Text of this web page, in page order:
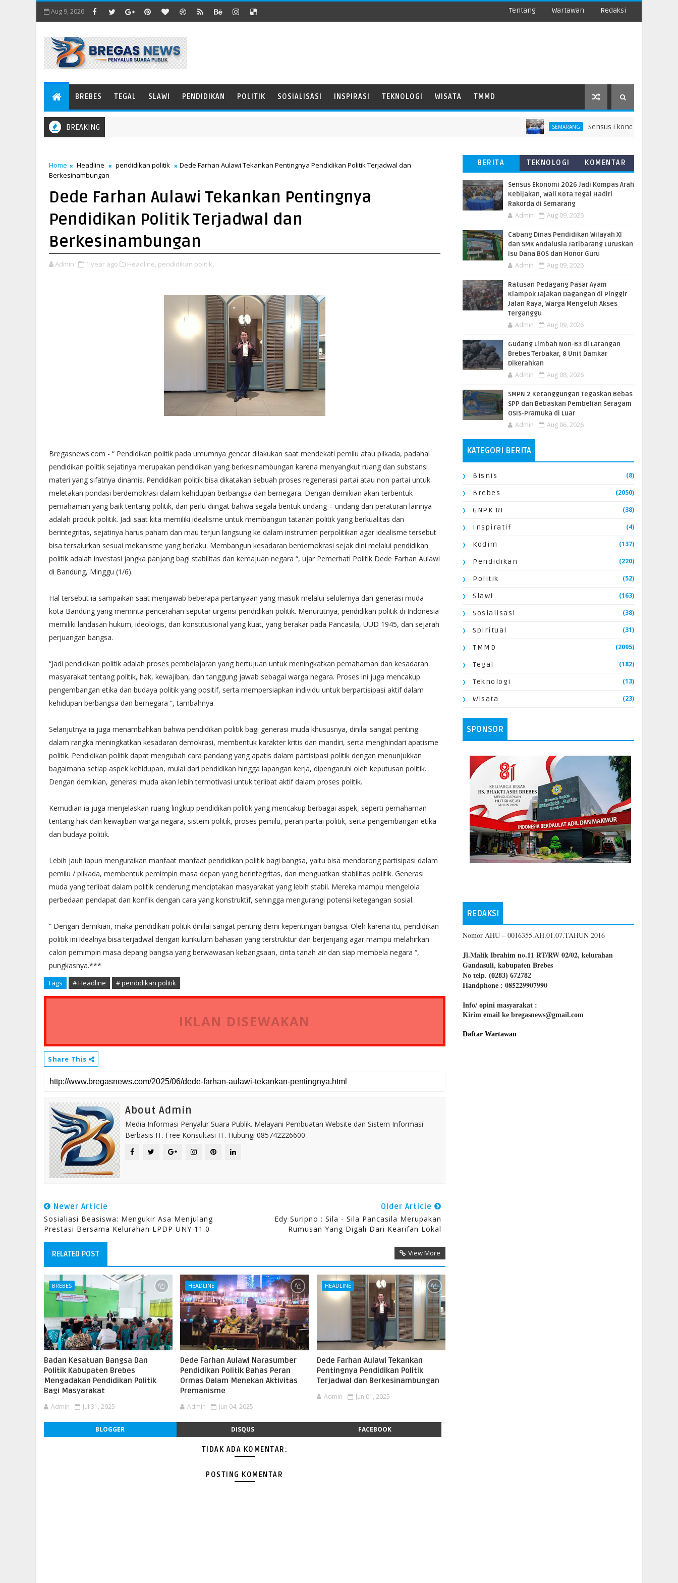
Aug 9, 2026 Tentang Wartawan Redaksi
BREBES TEGAL SLAWI PENDIDIKAN POLITIK SOSIALISASI INSPIRASI TEKNOLOGI WISATA TMMD
BREAKING SEMARANG Sensus Ekonomi 2026 Jadi
Home Headline pendidikan politik
Dede Farhan Aulawi Tekankan Pentingnya Pendidikan Politik Terjadwal dan
Berkesinambungan
Dede Farhan Aulawi Tekankan Pentingnya
Pendidikan Politik Terjadwal dan
Berkesinambungan
Admin 1 year ago Headline, pendidikan politik,
Bregasnews.com - “ Pendidikan politik pada umumnya gencar dilakukan saat mendekati pemilu atau pilkada, padahal
pendidikan politik sejatinya merupakan pendidikan yang berkesinambungan karena menyangkut ruang dan substansi
materi yang sifatnya dinamis. Pendidikan politik bisa dikatakan sebuah proses regenerasi partai atau non partai untuk
meletakan pondasi berdemokrasi dalam kehidupan berbangsa dan bernegara. Dengan demikian akan terbentuk
pemahaman yang baik tentang politik, dan perlu diingat bahwa segala bentuk undang – undang dan peraturan lainnya
adalah produk politik. Jadi saat kita memiliki idealisme untuk membangun tatanan politik yang berkualitas dan
berintegritas, sejatinya harus paham dan mau terjun langsung ke dalam instrumen perpolitikan agar idealisme tersebut
bisa tersalurkan sesuai mekanisme yang berlaku. Membangun kesadaran berdemokrasi sejak dini melalui pendidikan
politik adalah investasi jangka panjang bagi stabilitas dan kemajuan negara “, ujar Pemerhati Politik Dede Farhan Aulawi
di Bandung, Minggu (1/6).
Hal tersebut ia sampaikan saat menjawab beberapa pertanyaan yang masuk melalui selulernya dari generasi muda
kota Bandung yang meminta pencerahan seputar urgensi pendidikan politik. Menurutnya, pendidikan politik di Indonesia
memiliki landasan hukum, ideologis, dan konstitusional yang kuat, yang berakar pada Pancasila, UUD 1945, dan sejarah
perjuangan bangsa.
“Jadi pendidikan politik adalah proses pembelajaran yang bertujuan untuk meningkatkan pemahaman dan kesadaran
masyarakat tentang politik, hak, kewajiban, dan tanggung jawab sebagai warga negara. Proses ini juga mencakup
pengembangan etika dan budaya politik yang positif, serta mempersiapkan individu untuk berpartisipasi aktif dalam
kehidupan berbangsa dan bernegara “, tambahnya.
Selanjutnya ia juga menambahkan bahwa pendidikan politik bagi generasi muda khususnya, dinilai sangat penting
dalam rangka meningkatkan kesadaran demokrasi, membentuk karakter kritis dan mandiri, serta menghindari apatisme
politik. Pendidikan politik dapat mengubah cara pandang yang apatis dalam partisipasi politik dengan menunjukkan
bagaimana setiap aspek kehidupan, mulai dari pendidikan hingga lapangan kerja, dipengaruhi oleh keputusan politik.
Dengan demikian, generasi muda akan lebih termotivasi untuk terlibat aktif dalam proses politik.
Kemudian ia juga menjelaskan ruang lingkup pendidikan politik yang mencakup berbagai aspek, seperti pemahaman
tentang hak dan kewajiban warga negara, sistem politik, proses pemilu, peran partai politik, serta pengembangan etika
dan budaya politik.
Lebih jauh iapun menguraikan manfaat manfaat pendidikan politik bagi bangsa, yaitu bisa mendorong partisipasi dalam
pemilu / pilkada, membentuk pemimpin masa depan yang berintegritas, dan menguatkan stabilitas politik. Generasi
muda yang terlibat dalam politik cenderung menciptakan masyarakat yang lebih stabil. Mereka mampu mengelola
perbedaan pendapat dan konflik dengan cara yang konstruktif, sehingga mengurangi potensi ketegangan sosial.
“ Dengan demikian, maka pendidikan politik dinilai sangat penting demi kepentingan bangsa. Oleh karena itu, pendidikan
politik ini idealnya bisa terjadwal dengan kurikulum bahasan yang terstruktur dan berjenjang agar mampu melahirkan
calon pemimpin masa depang bangsa yang berwawasan kebangsaan, cinta tanah air dan siap membela negara “,
pungkasnya.***
Tags # Headline # pendidikan politik
IKLAN DISEWAKAN
Share This
About Admin
Media Informasi Penyalur Suara Publik. Melayani Pembuatan Website dan Sistem Informasi
Berbasis IT. Free Konsultasi IT. Hubungi 085742226600
Newer Article
Sosialiasi Beasiswa: Mengukir Asa Menjulang
Prestasi Bersama Kelurahan LPDP UNY 11.0
Older Article
Edy Suripno : Sila - Sila Pancasila Merupakan
Rumusan Yang Digali Dari Kearifan Lokal
RELATED POST View More
BREBES
Badan Kesatuan Bangsa Dan
Politik Kabupaten Brebes
Mengadakan Pendidikan Politik
Bagi Masyarakat
Admin Jul 31, 2025
HEADLINE
Dede Farhan Aulawi Narasumber
Pendidikan Politik Bahas Peran
Ormas Dalam Menekan Aktivitas
Premanisme
Admin Jun 04, 2025
HEADLINE
Dede Farhan Aulawi Tekankan
Pentingnya Pendidikan Politik
Terjadwal dan Berkesinambungan
Admin Jun 01, 2025
BLOGGER DISQUS FACEBOOK
TIDAK ADA KOMENTAR:
POSTING KOMENTAR
BERITA
TERBARU
TEKNOLOGI
KOMENTAR
Sensus Ekonomi 2026 Jadi Kompas Arah
Kebijakan, Wali Kota Tegal Hadiri
Rakorda di Semarang
Admin Aug 09, 2026
Cabang Dinas Pendidikan Wilayah XI
dan SMK Andalusia Jatibarang Luruskan
Isu Dana BOS dan Honor Guru
Admin Aug 09, 2026
​Ratusan Pedagang Pasar Ayam
Klampok Jajakan Dagangan di Pinggir
Jalan Raya, Warga Mengeluh Akses
Terganggu
Admin Aug 09, 2026
​Gudang Limbah Non-B3 di Larangan
Brebes Terbakar, 8 Unit Damkar
Dikerahkan
Admin Aug 08, 2026
SMPN 2 Ketanggungan Tegaskan Bebas
SPP dan Bebaskan Pembelian Seragam
OSIS-Pramuka di Luar
Admin Aug 06, 2026
KATEGORI BERITA
Bisnis (8)
Brebes (2050)
GNPK RI (38)
Inspiratif (4)
Kodim (137)
Pendidikan (220)
Politik (52)
Slawi (163)
Sosialisasi (38)
Spiritual (31)
TMMD (2095)
Tegal (182)
Teknologi (13)
Wisata (23)
SPONSOR
REDAKSI
Nomor AHU – 0016355.AH.01.07.TAHUN 2016
Jl.Malik Ibrahim no.11 RT/RW 02/02, kelurahan
Gandasuli, kabupaten Brebes
No telp. (0283) 672782
Handphone : 085229907990
Info/ opini masyarakat :
Kirim email ke bregasnews@gmail.com
Daftar Wartawan